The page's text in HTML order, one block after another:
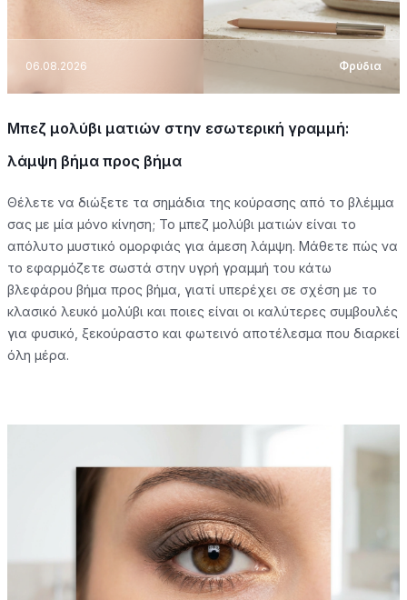
06.08.2026 Φρύδια
Μπεζ μολύβι ματιών στην εσωτερική γραμμή:
λάμψη βήμα προς βήμα
Θέλετε να διώξετε τα σημάδια της κούρασης από το βλέμμα
σας με μία μόνο κίνηση; Το μπεζ μολύβι ματιών είναι το
απόλυτο μυστικό ομορφιάς για άμεση λάμψη. Μάθετε πώς να
το εφαρμόζετε σωστά στην υγρή γραμμή του κάτω
βλεφάρου βήμα προς βήμα, γιατί υπερέχει σε σχέση με το
κλασικό λευκό μολύβι και ποιες είναι οι καλύτερες συμβουλές
για φυσικό, ξεκούραστο και φωτεινό αποτέλεσμα που διαρκεί
όλη μέρα.